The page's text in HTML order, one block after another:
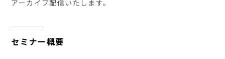
アーカイブ配信いたします。
セミナー概要